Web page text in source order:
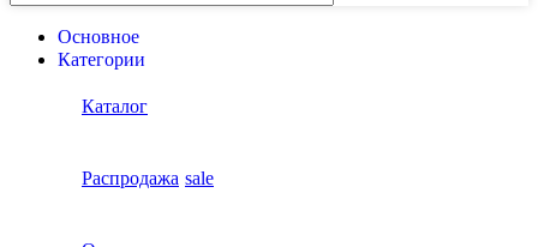
Основное
Категории
Каталог
Распродажа sale